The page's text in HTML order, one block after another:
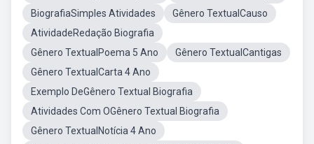
BiografiaSimples Atividades
Gênero TextualCauso
AtividadeRedação Biografia
Gênero TextualPoema 5 Ano
Gênero TextualCantigas
Gênero TextualCarta 4 Ano
Exemplo DeGênero Textual Biografia
Atividades Com OGênero Textual Biografia
Gênero TextualNotícia 4 Ano